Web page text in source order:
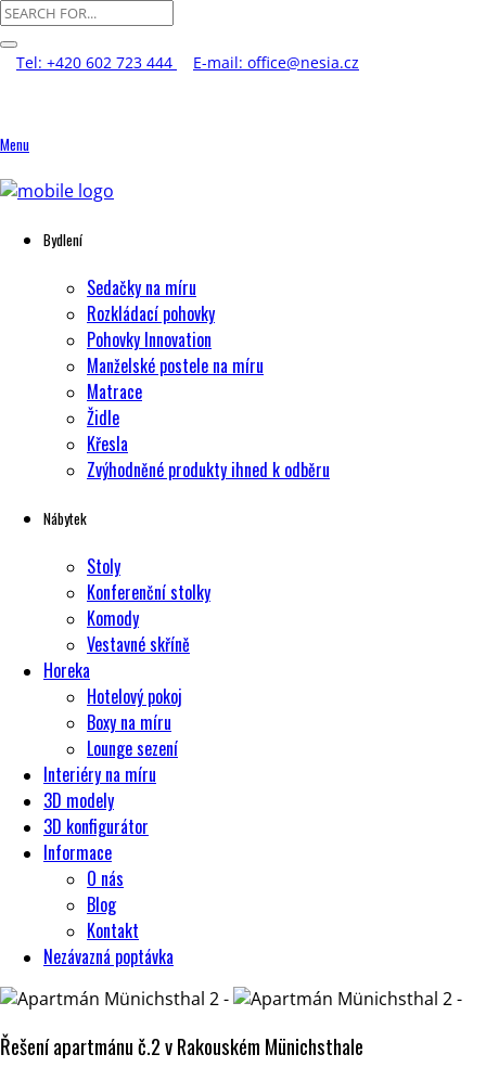
Tel: +420 602 723 444 E-mail: office@nesia.cz
Menu
Bydlení
Sedačky na míru
Rozkládací pohovky
Pohovky Innovation
Manželské postele na míru
Matrace
Židle
Křesla
Zvýhodněné produkty ihned k odběru
Nábytek
Stoly
Konferenční stolky
Komody
Vestavné skříně
Horeka
Hotelový pokoj
Boxy na míru
Lounge sezení
Interiéry na míru
3D modely
3D konfigurátor
Informace
O nás
Blog
Kontakt
Nezávazná poptávka
Řešení apartmánu č.2 v Rakouském Münichsthale